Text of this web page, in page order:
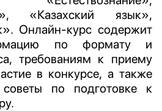
«Казахский язык»,
Онлайн-курс содержит
по формату и
требованиям к приему
в конкурсе, а также
по подготовке к